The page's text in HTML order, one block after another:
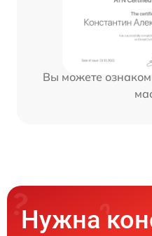
Вы можете
Нужна